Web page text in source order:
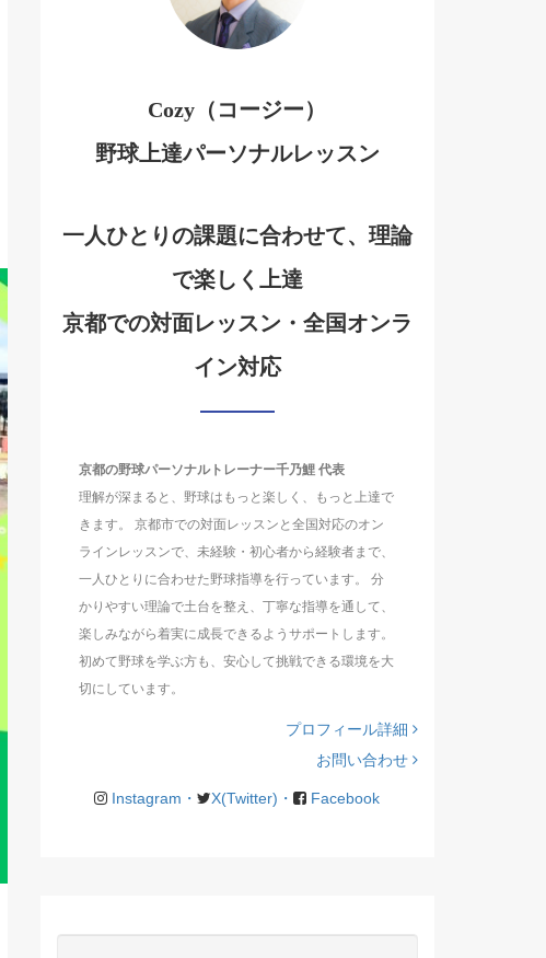
Cozy（コージー）
野球上達パーソナルレッスン
一人ひとりの課題に合わせて、理論
で楽しく上達
京都での対面レッスン・全国オンラ
イン対応
京都の野球パーソナルトレーナー千乃鯉 代表
理解が深まると、野球はもっと楽しく、もっと上達で
きます。 京都市での対面レッスンと全国対応のオン
ラインレッスンで、未経験・初心者から経験者まで、
一人ひとりに合わせた野球指導を行っています。 分
かりやすい理論で土台を整え、丁寧な指導を通して、
楽しみながら着実に成長できるようサポートします。
初めて野球を学ぶ方も、安心して挑戦できる環境を大
切にしています。
プロフィール詳細
お問い合わせ
Instagram・ X(Twitter)・ Facebook